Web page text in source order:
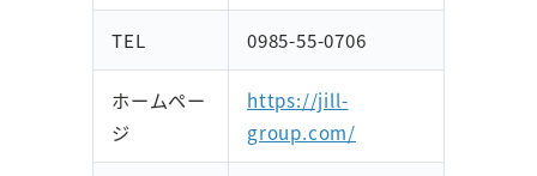
TEL 0985-55-0706
ホームペー
ジ
https://jill-
group.com/